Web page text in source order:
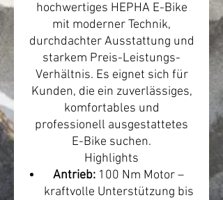
hochwertiges HEPHA E-Bike
mit moderner Technik,
durchdachter Ausstattung und
starkem Preis-Leistungs-
Verhältnis. Es eignet sich für
Kunden, die ein zuverlässiges,
komfortables und
professionell ausgestattetes
E-Bike suchen.
Highlights
Antrieb: 100 Nm Motor –
kraftvolle Unterstützung bis